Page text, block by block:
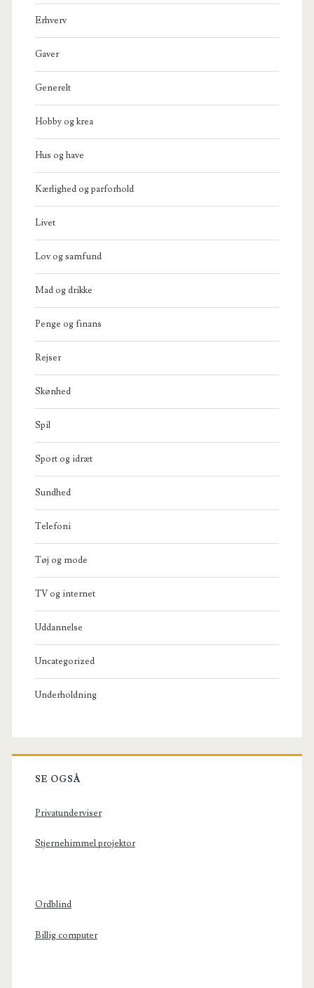
Erhverv
Gaver
Generelt
Hobby og krea
Hus og have
Kærlighed og parforhold
Livet
Lov og samfund
Mad og drikke
Penge og finans
Rejser
Skønhed
Spil
Sport og idræt
Sundhed
Telefoni
Tøj og mode
TV og internet
Uddannelse
Uncategorized
Underholdning
SE OGSÅ
Privatunderviser
Stjernehimmel projektor
Ordblind
Billig computer